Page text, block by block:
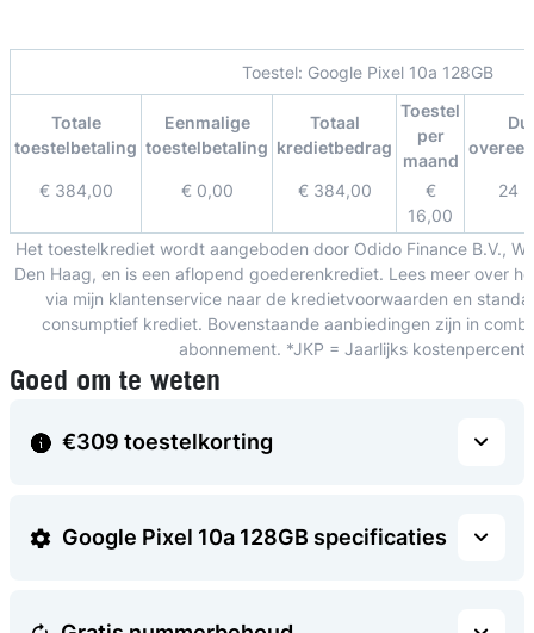
Toestel: Google Pixel 10a 128GB
Totale
toestelbetaling
Eenmalige
toestelbetaling
Totaal
kredietbedrag
Toestel
per
maand
€ 384,00 € 0,00 € 384,00
€
16,00
24
Het toestelkrediet wordt aangeboden door Odido Finance B.V.,
Den Haag, en is een aflopend goederenkrediet. Lees meer over
via mijn klantenservice naar de kredietvoorwaarden en
consumptief krediet. Bovenstaande aanbiedingen zijn in
abonnement. *JKP = Jaarlijks
Goed om te weten
€309 toestelkorting
Google Pixel 10a 128GB specificaties